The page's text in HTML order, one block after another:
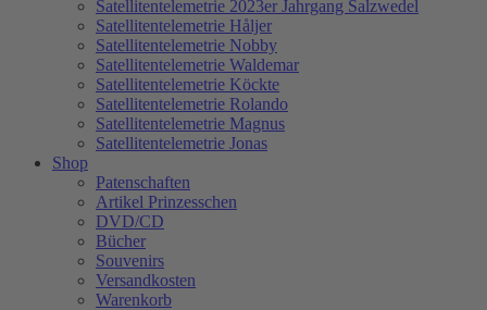
Satellitentelemetrie 2023er Jahrgang Salzwedel
Satellitentelemetrie Håljer
Satellitentelemetrie Nobby
Satellitentelemetrie Waldemar
Satellitentelemetrie Köckte
Satellitentelemetrie Rolando
Satellitentelemetrie Magnus
Satellitentelemetrie Jonas
Shop
Patenschaften
Artikel Prinzesschen
DVD/CD
Bücher
Souvenirs
Versandkosten
Warenkorb